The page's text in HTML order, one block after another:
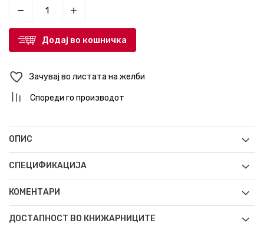
Додај во кошничка
Зачувај во листата на желби
Спореди го производот
ОПИС
СПЕЦИФИКАЦИЈА
КОМЕНТАРИ
ДОСТАПНОСТ ВО КНИЖАРНИЦИТЕ